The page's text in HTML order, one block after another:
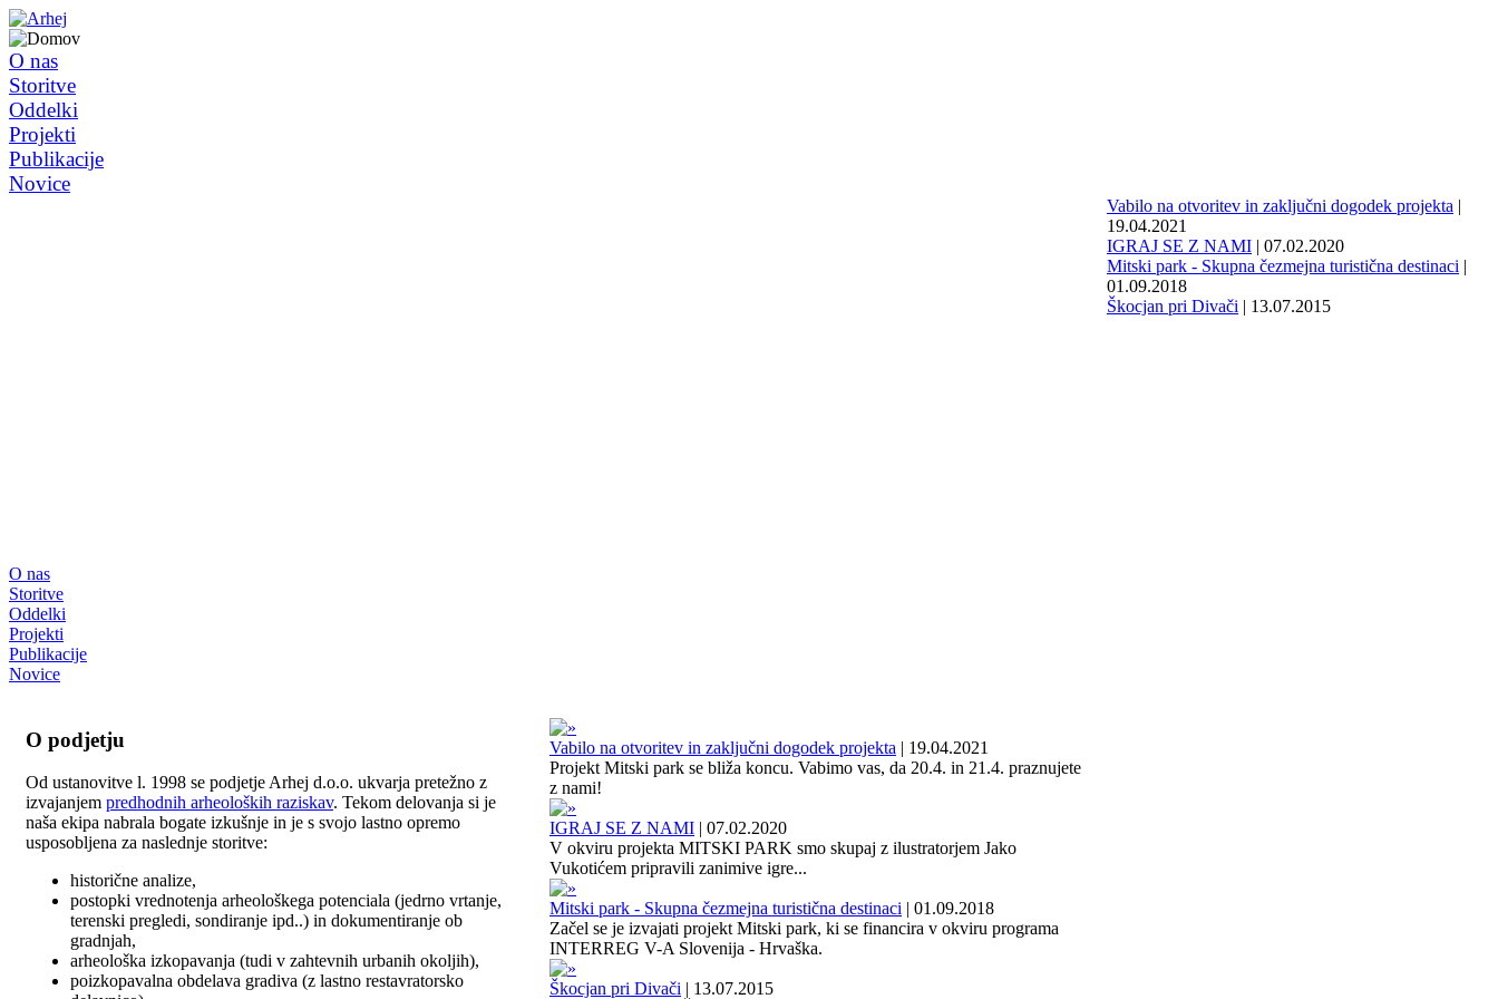
O nas
Storitve
Oddelki
Projekti
Publikacije
Novice
O nas
Storitve
Oddelki
Projekti
Publikacije
Novice
Vabilo na otvoritev in zaključni dogodek projekta |
19.04.2021
IGRAJ SE Z NAMI | 07.02.2020
Mitski park - Skupna čezmejna turistična destinaci |
01.09.2018
Škocjan pri Divači | 13.07.2015
O podjetju
Od ustanovitve l. 1998 se podjetje Arhej d.o.o. ukvarja pretežno z
izvajanjem predhodnih arheoloških raziskav. Tekom delovanja si je
naša ekipa nabrala bogate izkušnje in je s svojo lastno opremo
usposobljena za naslednje storitve:
historične analize,
postopki vrednotenja arheološkega potenciala (jedrno vrtanje,
terenski pregledi, sondiranje ipd..) in dokumentiranje ob
gradnjah,
arheološka izkopavanja (tudi v zahtevnih urbanih okoljih),
poizkopavalna obdelava gradiva (z lastno restavratorsko
Vabilo na otvoritev in zaključni dogodek projekta | 19.04.2021
Projekt Mitski park se bliža koncu. Vabimo vas, da 20.4. in 21.4. praznujete
z nami!
IGRAJ SE Z NAMI | 07.02.2020
V okviru projekta MITSKI PARK smo skupaj z ilustratorjem Jako
Vukotićem pripravili zanimive igre...
Mitski park - Skupna čezmejna turistična destinaci | 01.09.2018
Začel se je izvajati projekt Mitski park, ki se financira v okviru programa
INTERREG V-A Slovenija - Hrvaška.
Škocjan pri Divači | 13.07.2015